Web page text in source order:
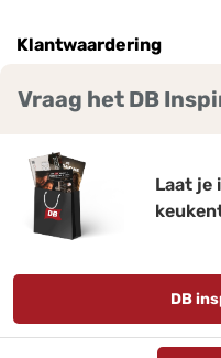
Vraag het DB
Laat je
DB
Klantwaardering
9
Bekijk ruim 2300
Gemiddelde score: 9,7
Privacy policy